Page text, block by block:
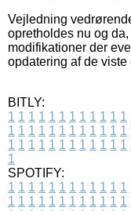
Vejledning
opretholdes nu og
modifikationer der
opdatering af de viste
BITLY:
1 1 1 1 1 1 1 1 1 1 1 1
1 1 1 1 1 1 1 1 1 1 1 1
1 1 1 1 1 1 1 1 1 1 1 1
1
SPOTIFY:
1 1 1 1 1 1 1 1 1 1 1 1
1 1 1 1 1 1 1 1 1 1 1 1